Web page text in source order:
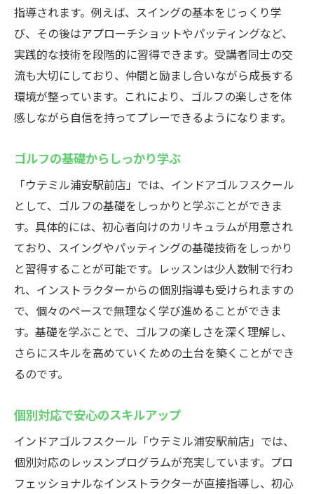
指導されます。例えば、スイングの基本をじっくり学
び、その後はアプローチショットやパッティングなど、
実践的な技術を段階的に習得できます。受講者同士の交
流も大切にしており、仲間と励まし合いながら成長する
環境が整っています。これにより、ゴルフの楽しさを体
感しながら自信を持ってプレーできるようになります。
ゴルフの基礎からしっかり学ぶ
「ウテミル浦安駅前店」では、インドアゴルフスクール
として、ゴルフの基礎をしっかりと学ぶことができま
す。具体的には、初心者向けのカリキュラムが用意され
ており、スイングやパッティングの基礎技術をしっかり
と習得することが可能です。レッスンは少人数制で行わ
れ、インストラクターからの個別指導も受けられますの
で、個々のペースで無理なく学び進めることができま
す。基礎を学ぶことで、ゴルフの楽しさを深く理解し、
さらにスキルを高めていくための土台を築くことができ
るのです。
個別対応で安心のスキルアップ
インドアゴルフスクール「ウテミル浦安駅前店」では、
個別対応のレッスンプログラムが充実しています。プロ
フェッショナルなインストラクターが直接指導し、初心